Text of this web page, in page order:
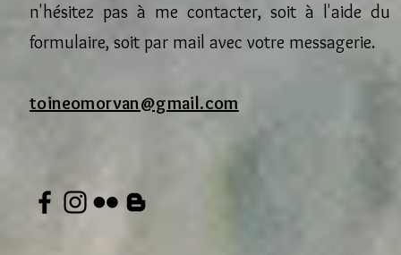
n'hésitez pas à me contacter, soit à l'aide du
formulaire, soit par mail avec votre messagerie.
toineomorvan@gmail.com